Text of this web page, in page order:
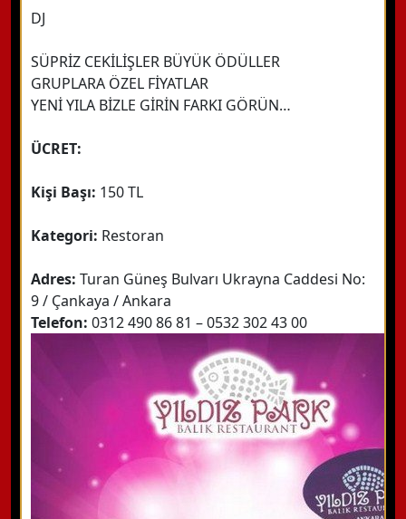
DJ
SÜPRİZ CEKİLİŞLER BÜYÜK ÖDÜLLER
GRUPLARA ÖZEL FİYATLAR
YENİ YILA BİZLE GİRİN FARKI GÖRÜN…
ÜCRET:
Kişi Başı: 150 TL
Kategori: Restoran
Adres: Turan Güneş Bulvarı Ukrayna Caddesi No:
9 / Çankaya / Ankara
Telefon: 0312 490 86 81 – 0532 302 43 00